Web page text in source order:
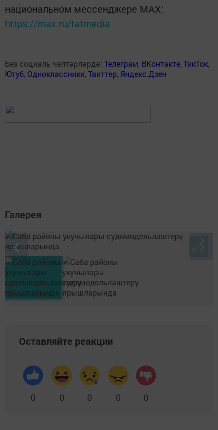
национальном мессенджере MАХ:
https://max.ru/tatmedia
Без социаль челтәрләрдә: Телеграм, ВКонтакте,ТикТок,
Ютуб, Одноклассники,Твиттер, Яндекс.Дзен
Галерея
❮ ❯
Оставляйте реакции
0 0 0 0 0